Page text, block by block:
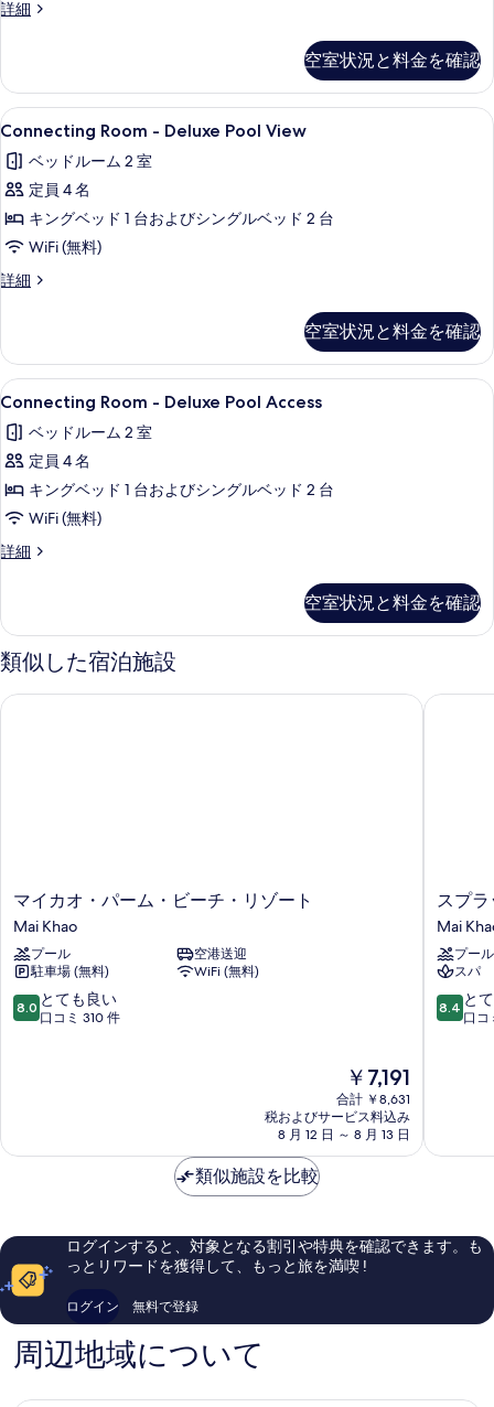
示
る
て
の
写
真
を
表
示
す
詳細
Deluxe
Room
の
詳
空室状況と料金を確認
Connecting
Room
-
Deluxe
Pool
View
の
て
の
写
真
を
表
示
す
Connecting Room - Deluxe Pool
8
Connecting Room - Deluxe Pool View
ベッドルーム 2 室
定員 4 名
キングベッド 1 台およびシングルベッド 2 台
WiFi (無料)
詳細
Connecting
Pool
View
の
細
空室状況と料金を確認
Connecting
Room
-
Deluxe
Pool
Access
の
て
の
真
Connecting Room - Deluxe Pool
9
Connecting Room - Deluxe Pool Access
ベッドルーム 2 室
定員 4 名
キングベッド 1 台およびシングルベッド 2 台
WiFi (無料)
詳細
Connecting
Pool
Access
の
細
空室状況と料金を確認
類似した宿泊施設
マ
イ
カ
オ・
パ
ー
ム・
ト
マイカオ・パーム・ビーチ・リゾート
Mai Khao
プール
空港送迎
駐車場 (無料)
WiFi (無料)
10
段
良
ミ
件
件
コ
ミ
8.0 とても良い
口コミ 310 件
現
在
の
料
金
￥7,191
合計 ￥8,631
税およびサービス料込み
8 月 12 日 ～ 8 月 13 日
マイカオ・パーム・ビーチ・リゾート
ス
プ
ラ
ッ
シ
ュ
ビ
プ
ト
Mai
スプ
Mai
プール
スパ
10
段
良
ミ
926
8.4 と
口コ
スプラ
類似施設を比較
ログインすると、対象となる割引や特典を確認できます。も
っとリワードを獲得して、もっと旅を満喫 !
ログイン 無料で登録
周辺地域について